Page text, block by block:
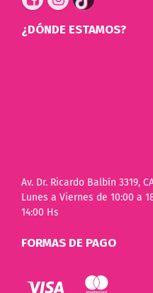
¿DÓNDE ESTAMOS?
Av. Dr. Ricardo Balbín 3319,
Lunes a Viernes de 10:00 a
14:00 Hs
FORMAS DE PAGO